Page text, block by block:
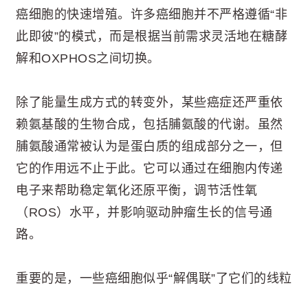
癌细胞的快速增殖。许多癌细胞并不严格遵循“非
此即彼”的模式，而是根据当前需求灵活地在糖酵
解和OXPHOS之间切换。
除了能量生成方式的转变外，某些癌症还严重依
赖氨基酸的生物合成，包括脯氨酸的代谢。虽然
脯氨酸通常被认为是蛋白质的组成部分之一，但
它的作用远不止于此。它可以通过在细胞内传递
电子来帮助稳定氧化还原平衡，调节活性氧
（ROS）水平，并影响驱动肿瘤生长的信号通
路。
重要的是，一些癌细胞似乎“解偶联”了它们的线粒